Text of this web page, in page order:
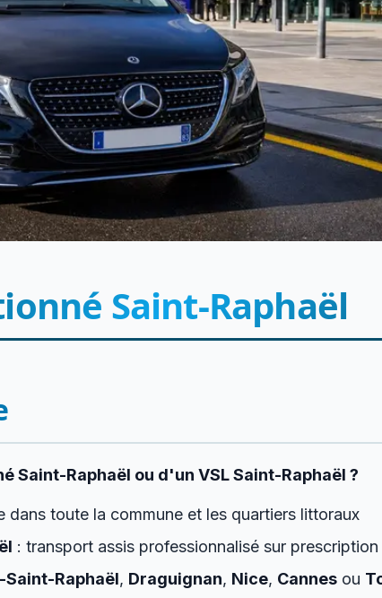
Saint-Raphaël
Saint-Raphaël ou d'un VSL Saint-Raphaël ?
dans toute la commune et les quartiers littoraux
: transport assis professionnalisé sur
Saint-Raphaël, Draguignan, Nice, Cannes ou